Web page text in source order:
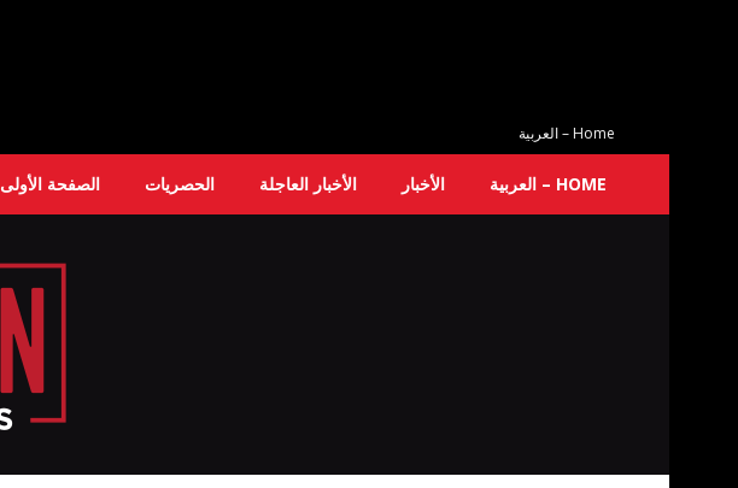
Home – العربية
HOME – العربية الأخبار الأخبار العاجلة الحصريات الصفحة الأولى